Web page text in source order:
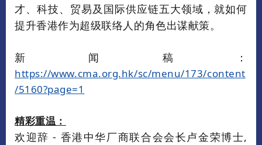
才、科技、贸易及国际供应链五大领域，就如何
提升香港作为超级联络人的角色出谋献策。
新闻稿：
https://www.cma.org.hk/sc/menu/173/content
/5160?page=1
精彩重温：
欢迎辞 - 香港中华厂商联合会会长卢金荣博士,